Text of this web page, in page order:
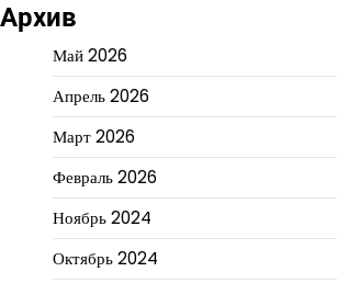
Архив
Май 2026
Апрель 2026
Март 2026
Февраль 2026
Ноябрь 2024
Октябрь 2024